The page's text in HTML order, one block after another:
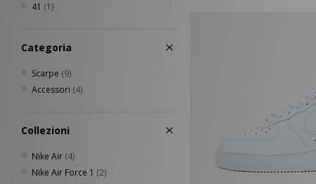
41 (1)
44.5(1)
38 - 42 (2)
42 - 46(2)
Categoria
Scarpe (9)
Accessori (4)
Collezioni
Nike Air (4)
Nike Air Force 1 (2)